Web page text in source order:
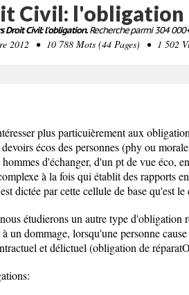
Civil: l'obligation
Droit Civil: l'obligation.Recherche parmi 304
2012 • 10 788 Mots (44 Pages) • 1 502
plus particuièrement aux
écos des personnes (phy ou
d'échanger, d'un pt de vue éco,
à la fois qui établit des rapports
dictée par cette cellule de base qu'est le
étudierons un autre type
un dommage, lorsqu'une personne
et délictuel (obligation de